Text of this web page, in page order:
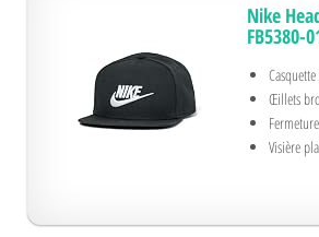
Nike
FB5380-
Œillets
Visière